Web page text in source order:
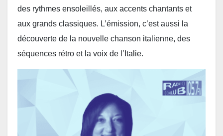
des rythmes ensoleillés, aux accents chantants et
aux grands classiques. L’émission, c’est aussi la
découverte de la nouvelle chanson italienne, des
séquences rétro et la voix de l’Italie.